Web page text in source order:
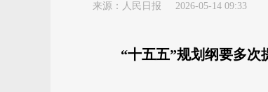
来源： 人民日报 2026-05-14 09:33
“十五五”规划纲要多次